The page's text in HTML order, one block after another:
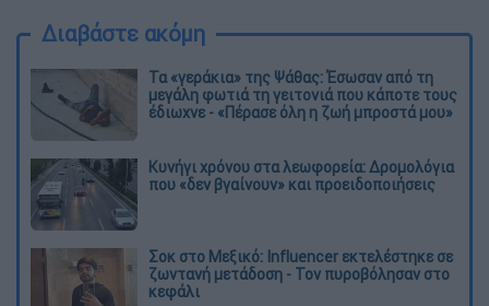
Διαβάστε ακόμη
Τα «γεράκια» της Ψάθας: Έσωσαν από τη
μεγάλη φωτιά τη γειτονιά που κάποτε τους
έδιωχνε - «Πέρασε όλη η ζωή μπροστά μου»
Κυνήγι χρόνου στα λεωφορεία: Δρομολόγια
που «δεν βγαίνουν» και προειδοποιήσεις
Σοκ στο Μεξικό: Influencer εκτελέστηκε σε
ζωντανή μετάδοση - Τον πυροβόλησαν στο
κεφάλι